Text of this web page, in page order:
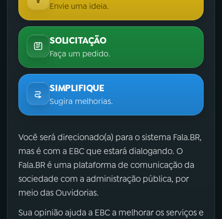
Envie uma ideia.
SOLICITAÇÃO
Faça um pedido.
SIMPLIFIQUE
Sugira melhorias.
Você será direcionado(a) para o sistema Fala.BR,
mas é com a EBC que estará dialogando. O
Fala.BR é uma plataforma de comunicação da
sociedade com a administração pública, por
meio das Ouvidorias.
Sua opinião ajuda a EBC a melhorar os serviços e